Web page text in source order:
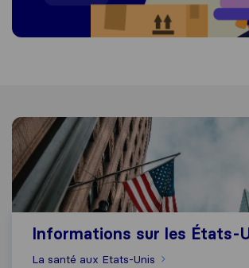
Informations sur les États-Unis
Informations sur les États-
La santé aux Etats-Unis